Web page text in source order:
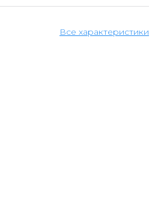
Все характеристики